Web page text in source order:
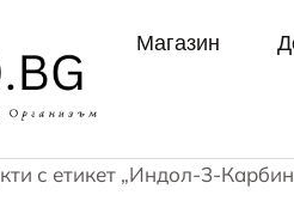
Магазин
с етикет „Индол-3-